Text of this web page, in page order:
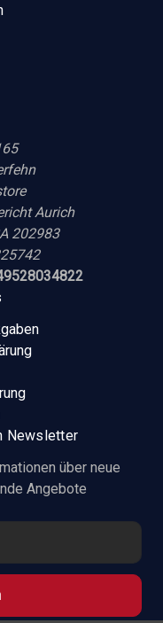
Aurich
202983
Newsletter
über neue
Angebote